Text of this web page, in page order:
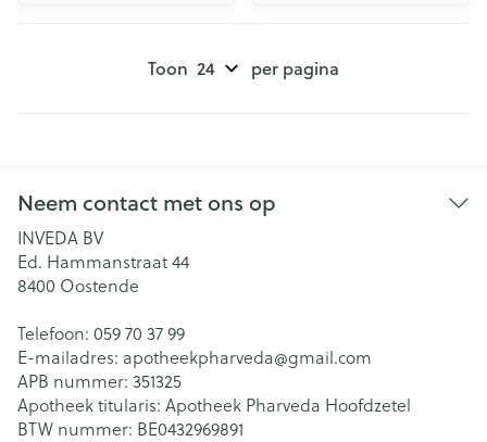
Toon per pagina
Neem contact met ons op
INVEDA BV
Ed. Hammanstraat 44
8400 Oostende
Telefoon: 059 70 37 99
E-mailadres: apotheekpharveda@gmail.com
APB nummer: 351325
Apotheek titularis: Apotheek Pharveda Hoofdzetel
BTW nummer: BE0432969891